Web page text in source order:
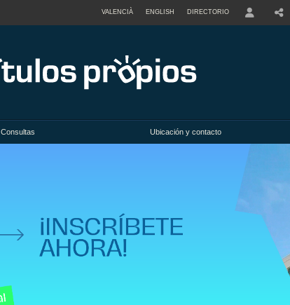
VALENCIÀ ENGLISH DIRECTORIO
Consultas Ubicación y contacto